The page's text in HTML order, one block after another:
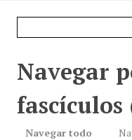
Navegar
Navegar todo